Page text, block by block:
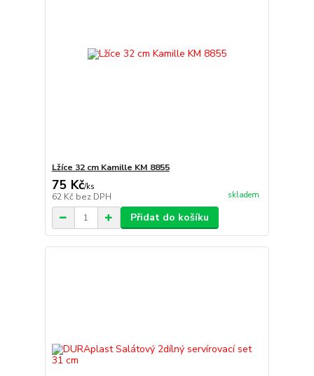
Lžíce 32 cm Kamille KM 8855
75 Kč/ks
62 Kč bez DPH skladem
Přidat do košíku